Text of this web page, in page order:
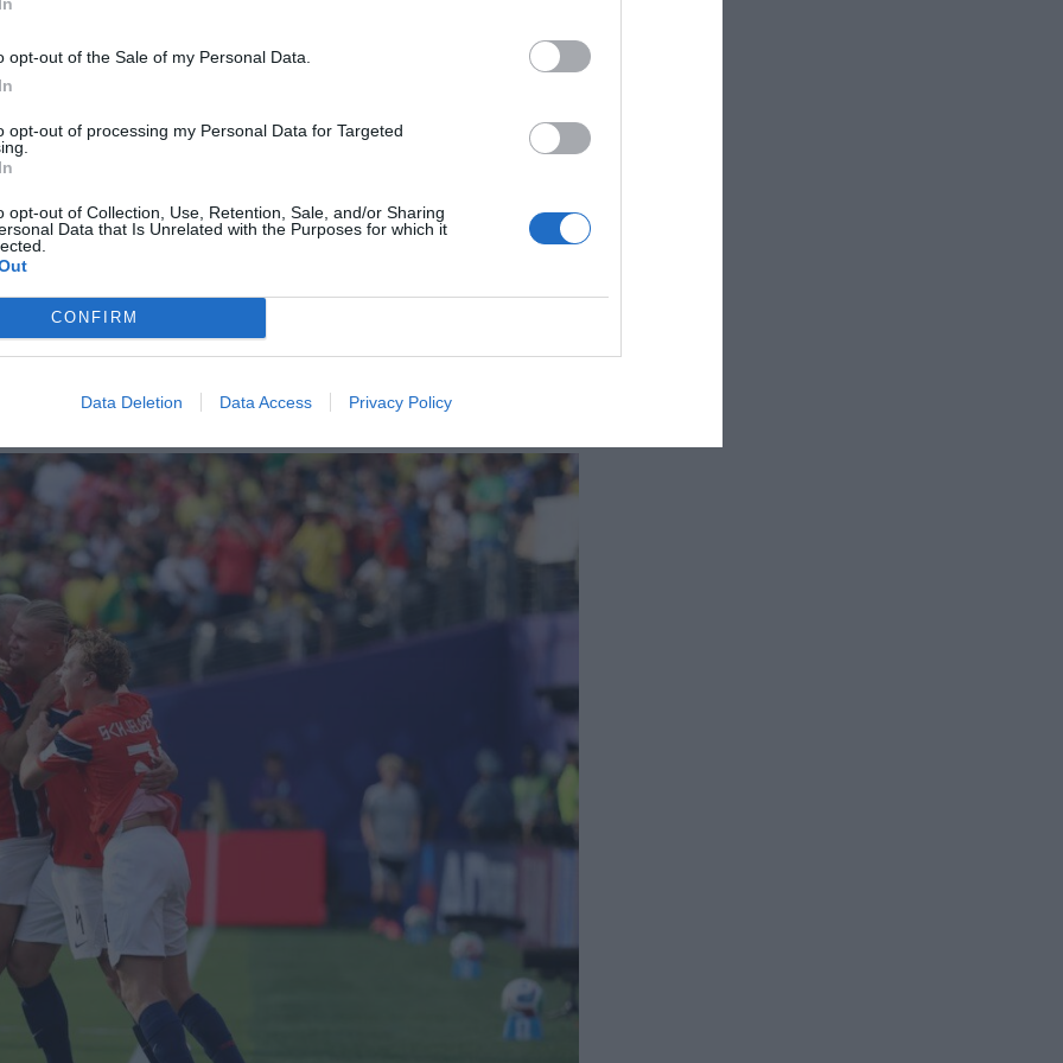
opt-out of the Sale of my Personal Data.
opt-out of processing my Personal Data for Targeted
opt-out of Collection, Use, Retention, Sale, and/or Sharing
Data that Is Unrelated with the Purposes for which it
CONFIRM
Data Deletion Data Access Privacy Policy
ρόλο του φτωχού συγγενή.
πραγματικότητα είναι μια από τις πλουσιότερες
αξιοσέβαστη, να αναγκάσει τον υπόλοιπο κόσμο
Να χαρεί το παιχνίδι…
Ετιέν Καμαρά